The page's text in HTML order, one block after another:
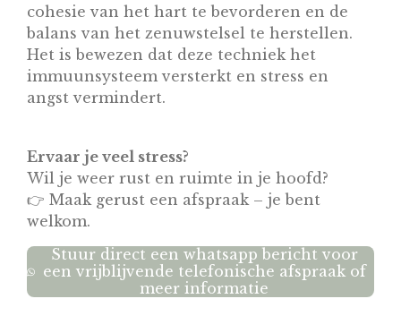
cohesie van het hart te bevorderen en de
balans van het zenuwstelsel te herstellen.
Het is bewezen dat deze techniek het
immuunsysteem versterkt en stress en
angst vermindert.
Ervaar je veel stress?
Wil je weer rust en ruimte in je hoofd?
👉 Maak gerust een afspraak – je bent
welkom.
Stuur direct een whatsapp bericht voor
een vrijblijvende telefonische afspraak of
meer informatie